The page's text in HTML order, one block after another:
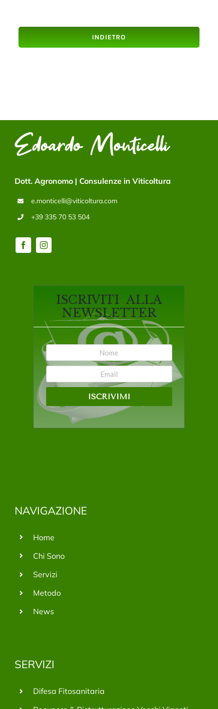
INDIETRO
Dott. Agronomo | Consulenze in Viticoltura
e.monticelli@viticoltura.com
+39 335 70 53 504
ISCRIVITI ALLA
NEWSLETTER
ISCRIVIMI
NAVIGAZIONE
Home
Chi Sono
Servizi
Metodo
News
SERVIZI
Difesa Fitosanitaria